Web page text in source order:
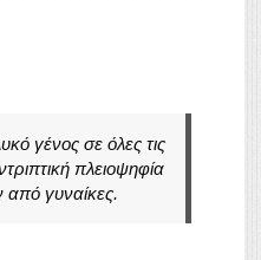
γένος σε όλες τις
πλειοψηφία
γυναίκες.